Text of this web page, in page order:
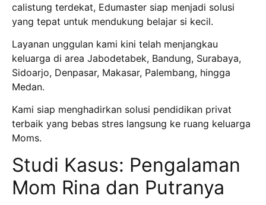
calistung terdekat, Edumaster siap menjadi solusi
yang tepat untuk mendukung belajar si kecil.
Layanan unggulan kami kini telah menjangkau
keluarga di area Jabodetabek, Bandung, Surabaya,
Sidoarjo, Denpasar, Makasar, Palembang, hingga
Medan.
Kami siap menghadirkan solusi pendidikan privat
terbaik yang bebas stres langsung ke ruang keluarga
Moms.
Studi Kasus: Pengalaman
Mom Rina dan Putranya